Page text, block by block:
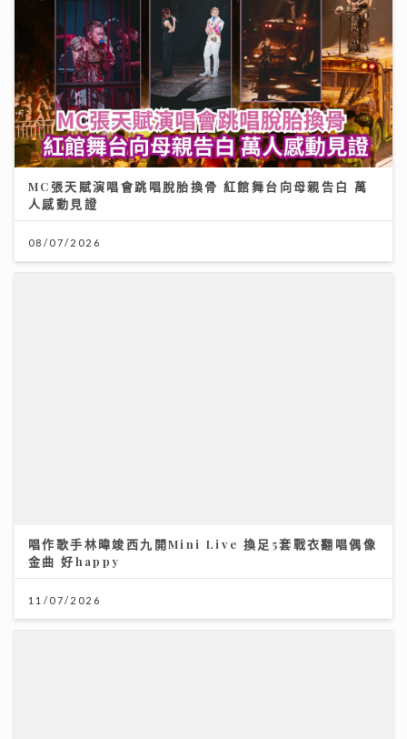
MC張天賦演唱會跳唱脫胎換骨 紅館舞台向母親告白 萬
人感動見證
08/07/2026
11/07/2026